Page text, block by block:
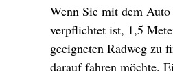
Wenn Sie mit dem
verpflichtet ist, 1,5
geeigneten Radweg zu
darauf fahren möchte.